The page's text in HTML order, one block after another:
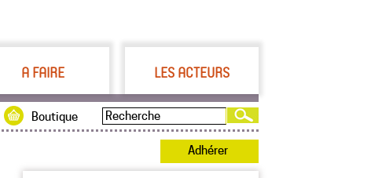
A FAIRE LES ACTEURS
Boutique
Adhérer